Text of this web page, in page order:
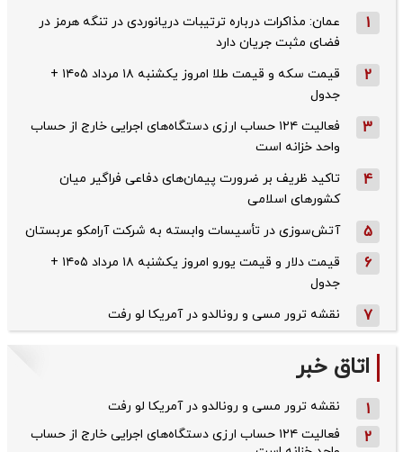
1
عمان: مذاکرات درباره ترتیبات دریانوردی در تنگه هرمز در
فضای مثبت جریان دارد
2
قیمت سکه و قیمت طلا امروز یکشنبه ۱۸ مرداد ۱۴۰۵ +
جدول
3
فعالیت ۱۲۴ حساب ارزی دستگاه‌های اجرایی خارج از حساب
واحد خزانه است
4
تاکید ظریف بر ضرورت پیمان‌های دفاعی فراگیر میان
کشورهای اسلامی
5 آتش‌سوزی در تأسیسات وابسته به شرکت آرامکو عربستان
6
قیمت دلار و قیمت یورو امروز یکشنبه ۱۸ مرداد ۱۴۰۵ +
جدول
7 نقشه ترور مسی و رونالدو در آمریکا لو رفت
اتاق خبر
1 نقشه ترور مسی و رونالدو در آمریکا لو رفت
2
فعالیت ۱۲۴ حساب ارزی دستگاه‌های اجرایی خارج از حساب